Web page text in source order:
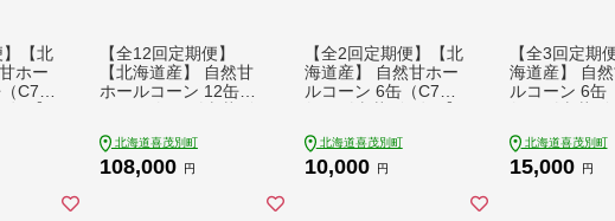
】【北
ホー
C7号
うも
コシ
【全12回定期便】
【北海道産】 自然甘
ホールコーン 12缶
会】 コーン コーン缶
とうもろこし トウモ
北海道喜茂別町
108,000 円
【全2回定期便】【北
海道産】 自然甘ホー
ルコーン 6缶（C7号
ーン コーン缶 とうも
ろこし トウモロコシ
北海道喜茂別町
10,000 円
【全3回定期
海道産】 自
ルコーン 6缶
ーン コーン缶
ろこし トウモ
北海道喜茂別町
15,000 円